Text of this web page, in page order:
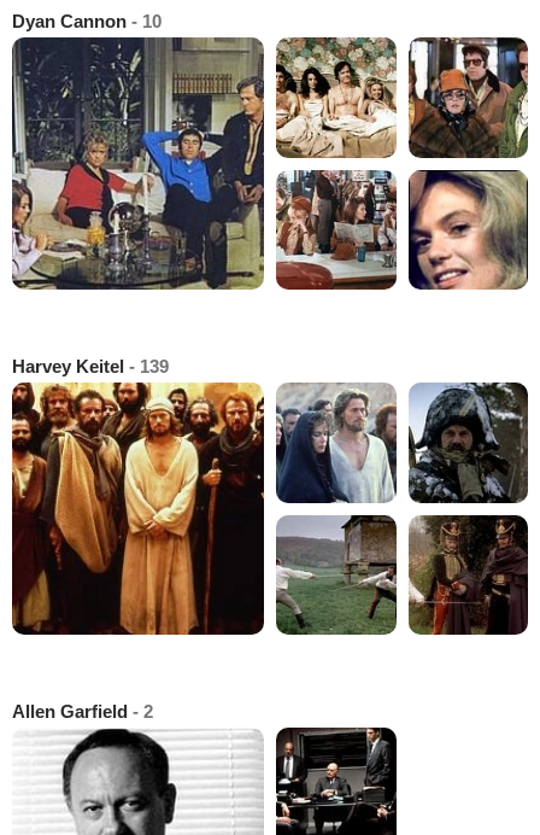
Dyan Cannon - 10
Harvey Keitel - 139
Allen Garfield - 2